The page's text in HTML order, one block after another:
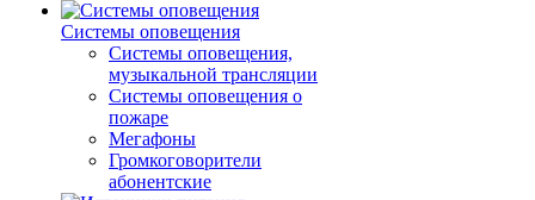
Системы оповещения
Системы оповещения,
музыкальной трансляции
Системы оповещения о
пожаре
Мегафоны
Громкоговорители
абонентские